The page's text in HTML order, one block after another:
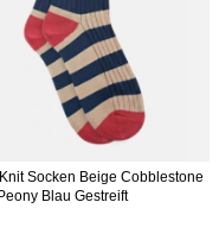
Socken Beige Cobblestone
Blau Gestreift